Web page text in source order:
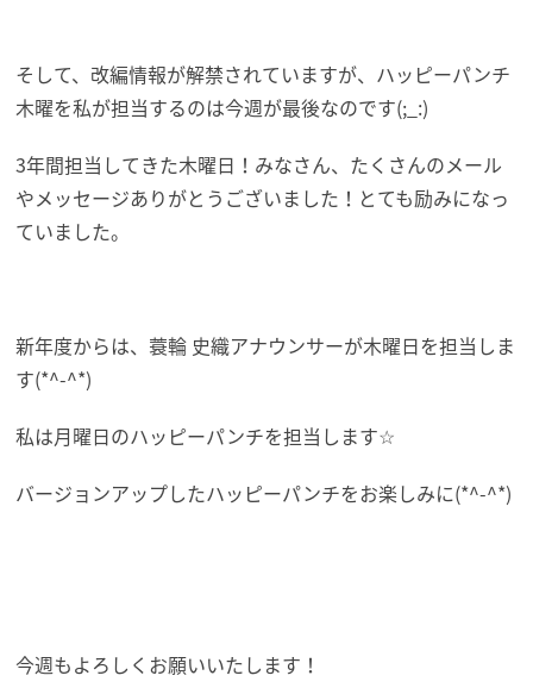
そして、改編情報が解禁されていますが、ハッピーパンチ
木曜を私が担当するのは今週が最後なのです(;_:)
3年間担当してきた木曜日！みなさん、たくさんのメール
やメッセージありがとうございました！とても励みになっ
ていました。
新年度からは、蓑輪 史織アナウンサーが木曜日を担当しま
す(*^-^*)
私は月曜日のハッピーパンチを担当します☆
バージョンアップしたハッピーパンチをお楽しみに(*^-^*)
今週もよろしくお願いいたします！